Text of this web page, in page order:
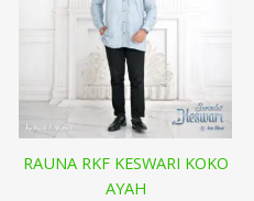
RAUNA RKF KESWARI KOKO
AYAH